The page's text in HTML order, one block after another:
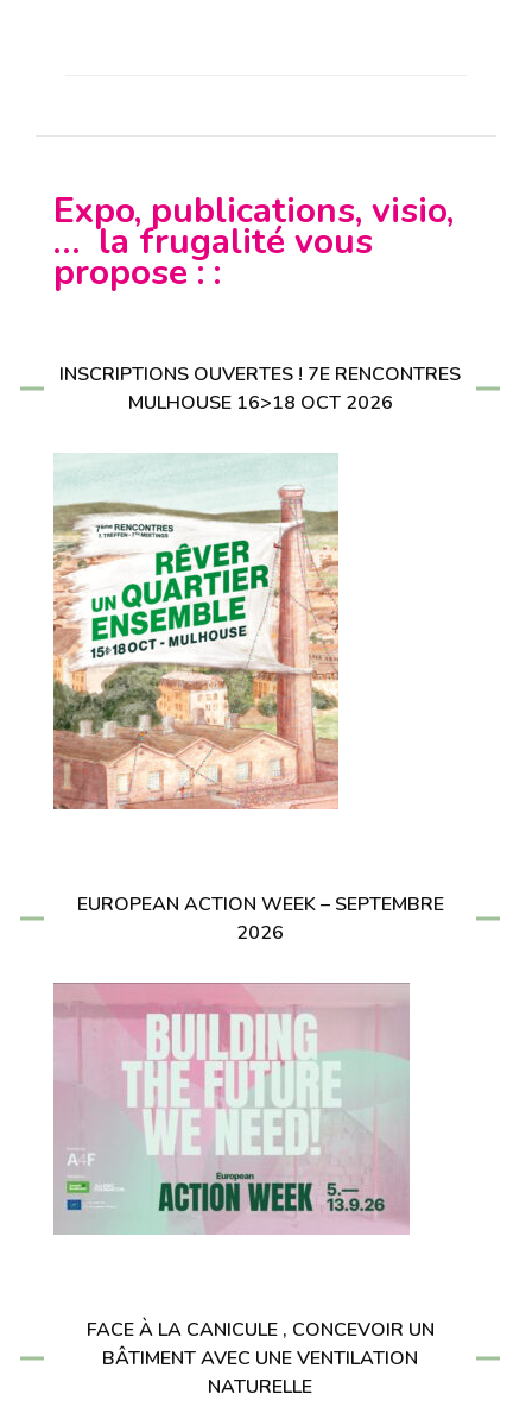
Expo, publications, visio,
… la frugalité vous
propose : :
INSCRIPTIONS OUVERTES ! 7E RENCONTRES
MULHOUSE 16>18 OCT 2026
EUROPEAN ACTION WEEK – SEPTEMBRE
2026
FACE À LA CANICULE , CONCEVOIR UN
BÂTIMENT AVEC UNE VENTILATION
NATURELLE